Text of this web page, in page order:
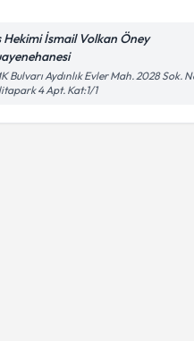
Hekimi İsmail Volkan Öney
Bulvarı Aydınlık Evler Mah. 2028 Sok.
4 Apt. Kat:1/1